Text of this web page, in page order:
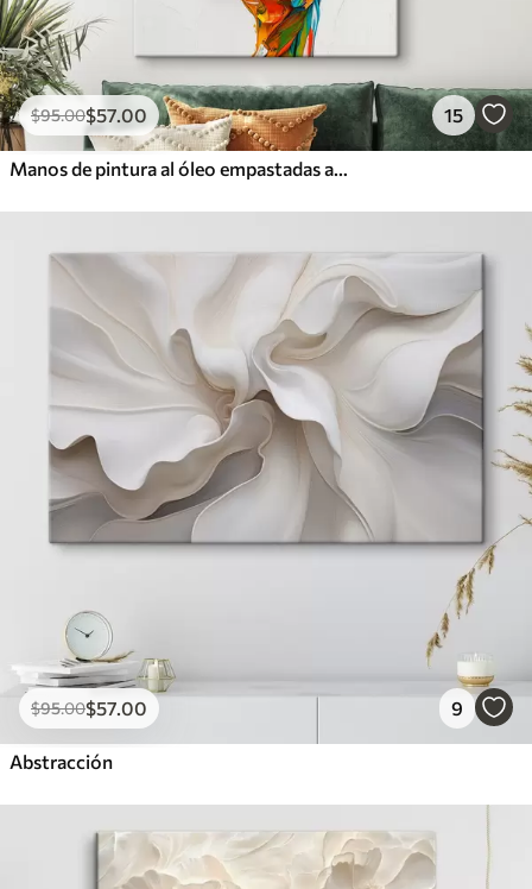
$95.00$57.00 15
Manos de pintura al óleo empastadas abstractas y coloridas con pinceladas vibrantes de pintura azul, naranja, amarilla y roja
$95.00$57.00 9
Abstracción